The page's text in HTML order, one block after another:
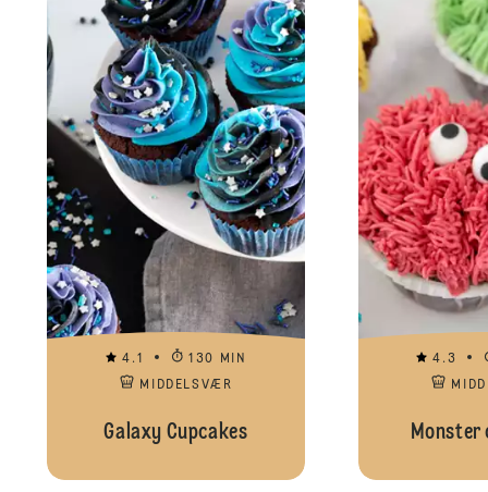
4.1
130 MIN
MIDDELSVÆR
Galaxy Cupcakes
4.3
Monster